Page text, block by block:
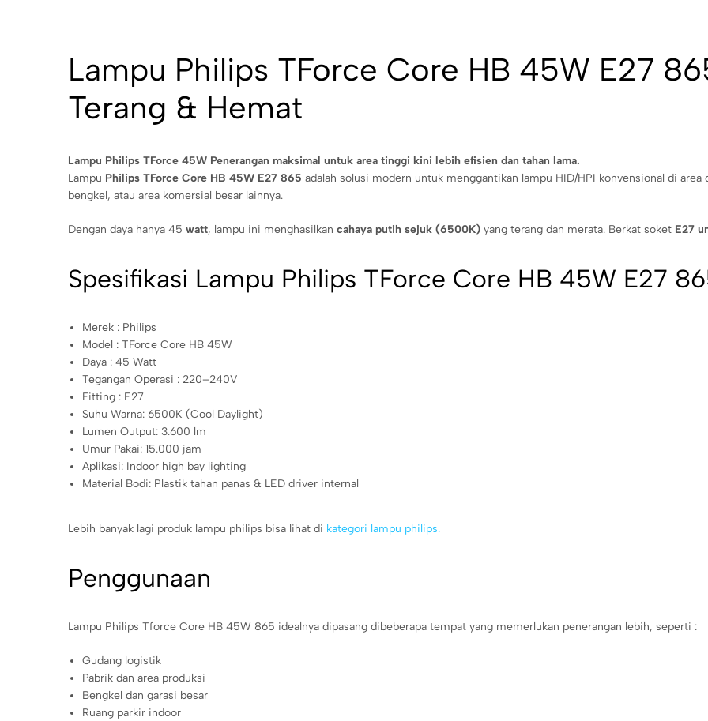
Lampu Philips TForce Core HB 45W E27
Terang & Hemat
Lampu Philips TForce 45W Penerangan maksimal untuk area tinggi kini lebih efisien dan tahan lama.
Lampu Philips TForce Core HB 45W E27 865 adalah solusi modern untuk menggantikan lampu HID/HPI konvensional di
bengkel, atau area komersial besar lainnya.
Dengan daya hanya 45 watt, lampu ini menghasilkan cahaya putih sejuk (6500K) yang terang dan merata. Berkat soket E27
Spesifikasi Lampu Philips TForce Core HB 45W E27
Merek : Philips
Model : TForce Core HB 45W
Daya : 45 Watt
Tegangan Operasi : 220–240V
Fitting : E27
Suhu Warna: 6500K (Cool Daylight)
Lumen Output: 3.600 lm
Umur Pakai: 15.000 jam
Aplikasi: Indoor high bay lighting
Material Bodi: Plastik tahan panas & LED driver internal
Lebih banyak lagi produk lampu philips bisa lihat di kategori lampu philips.
Penggunaan
Lampu Philips Tforce Core HB 45W 865 idealnya dipasang dibeberapa tempat yang memerlukan penerangan lebih, seperti :
Gudang logistik
Pabrik dan area produksi
Bengkel dan garasi besar
Ruang parkir indoor